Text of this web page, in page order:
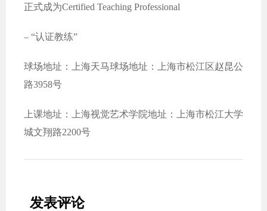
正式成为Certified Teaching Professional
– “认证教练”
球场地址：上海天马球场地址：上海市松江区赵昆公
路3958号
上课地址：上海视觉艺术学院地址：上海市松江大学
城文翔路2200号
发表评论